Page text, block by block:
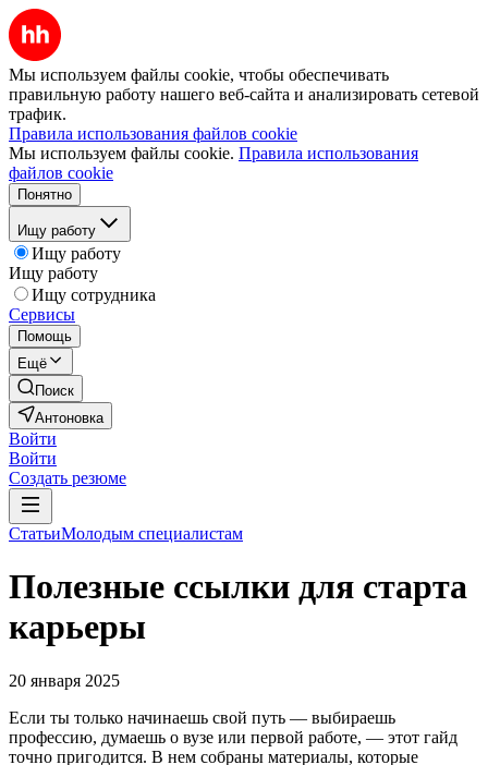
Мы используем файлы cookie, чтобы обеспечивать
правильную работу нашего веб-сайта и анализировать сетевой
трафик.
Правила использования файлов cookie
Мы используем файлы cookie. Правила использования
файлов cookie
Понятно
Ищу работу
Ищу работу
Ищу работу
Ищу сотрудника
Сервисы
Помощь
Ещё
Поиск
Антоновка
Войти
Войти
Создать резюме
СтатьиМолодым специалистам
Полезные ссылки для старта
карьеры
20 января 2025
Если ты только начинаешь свой путь — выбираешь
профессию, думаешь о вузе или первой работе, — этот гайд
точно пригодится. В нем собраны материалы, которые